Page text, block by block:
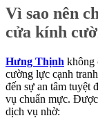
Vì sao nên
cửa kính
Hưng Thịnh không
cường lực cạnh
đến sự an tâm tuyệt
vụ chuẩn mực.
dịch vụ nhờ: